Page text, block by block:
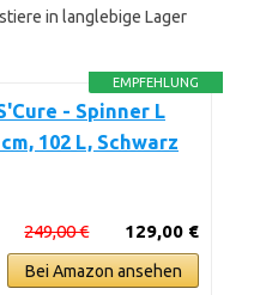
in langlebige Lager
EMPFEHLUNG
- Spinner L
102 L, Schwarz
129,00 €
249,00 €
Bei Amazon ansehen